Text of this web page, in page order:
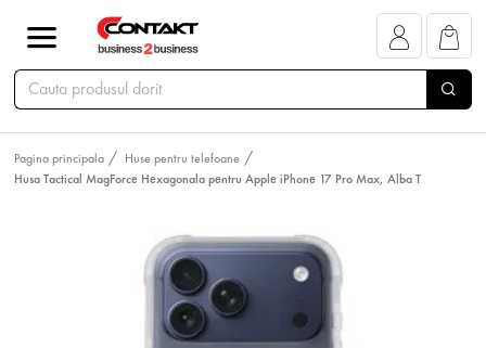
Pagina principala
Huse pentru telefoane
Husa Tactical MagForce Hexagonala pentru Apple iPhone 17 Pro Max, Alba T